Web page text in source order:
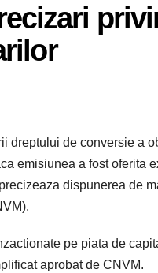
dreptului de conversie a
emisiunea a fost oferita
dispunerea de
pe piata de
aprobat de CNVM.